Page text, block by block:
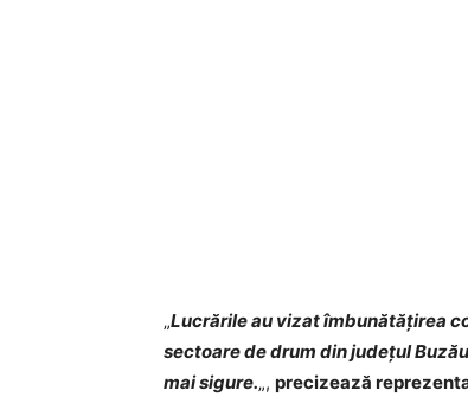
„Lucrările au vizat îmbunătățirea
sectoare de drum din județul
mai sigure.„, precizează